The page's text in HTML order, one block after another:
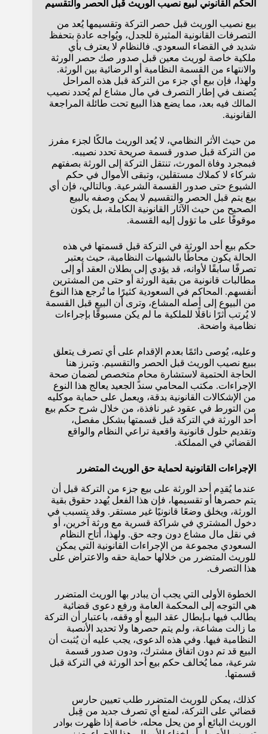
الحكم القانوني لبيع نصيب الوريث قبل الحصر والتقسيم
بيع نصيب الوريث قبل حصر التركة وتقسيمها يُعد من
التصرفات القانونية المثيرة للجدل، ويُواجه عادة بتحفظ
شديد في القضاء السعودي. فالنظام لا يعترف بأي
ملكية خاصة لوريث معين قبل صدور صك حصر الورثة
والانتهاء من القسمة النظامية أو الرضائية بين الورثة.
ولهذا، فإن بيع أي جزء من التركة قبل هذه المراحل
يُصنف في إطار التصرف في مال مشاع لم يُحدد نصيب
المالك فيه بعد، مما يضع هذا البيع تحت طائلة المراجعة
القانونية.
من حيث الأثر النظامي، لا يُعد الوريث مالكًا لجزء مفرز
من التركة قبل صدور قسمة صريحة تحدد نصيبه.
فبمجرد وفاة المورث، تنتقل التركة إلى الورثة بصفتهم
شركاء لا كملاك مستقلين، وتبقى الأموال في حكم
الشيوع حتى صدور القسمة الشرعية. وبالتالي، فإن أي
بيع يتم قبل الحصر والتقسيم لا يمكن وصفه بالبيع
الصحيح من حيث الآثار القانونية الكاملة، بل يكون
موقوفًا على ما تؤول إليه القسمة.
حكم بيع أحد الورثة في التركة قبل قسمتها في هذه
الحالة يكون محاطًا بالشبهات النظامية، حيث يعتبر
تصرفًا سابقًا لأوانه، قد يؤدي إلى بطلان العقد أو إلى
مطالبات قانونية من بقية الورثة أو حتى من المشترين
أنفسهم. المحاكم في السعودية كثيرًا ما تُرجع هذا النوع
من البيوع إلى أصله المشاع، وترى أن البيع قبل القسمة
لا يُرتب أثرًا ناقلًا للملكية ما لم يكن مسبوقًا بإجراءات
نظامية واضحة.
وعليه، يُوصى دائمًا بعدم الإقدام على أي تصرف يتعلق
ببيع نصيب الوريث قبل الحصر والتقسيم. وتبرز هنا
الحاجة الحتمية لاستشارة محامٍ متخصص لضمان صحة
الإجراءات. مكتب المحامي سند الجعيد يعالج هذا النوع
من الإشكالات القانونية بدقة، ويعمل على حماية موكليه
من التورط في عقود غير نافذة، من خلال شرح حكم بيع
أحد الورثة في التركة قبل قسمتها بشكل مفصل،
وتقديم حلول قانونية واقعية تراعي النظام والواقع
القضائي في المملكة.
الإجراءات القانونية لحماية حق الوريث المتضرر
عندما يُقدِم أحد الورثة على بيع جزء من التركة قبل أن
يتم حصرها أو تقسيمها، فإن هذا الفعل يُهدد حقوق بقية
الورثة، ويخلق وضعًا قانونيًا غير مستقر. وقد يتسبب في
دخول المشتري في شراكة قسرية مع ورثة آخرين، أو
في نقل مال مشاع دون وجه حق. ولهذا، أتاح النظام
السعودي مجموعة من الإجراءات القانونية التي يمكن
للوريث المتضرر من خلالها حماية حقه والاعتراض على
هذا التصرف.
الخطوة الأولى التي يجب أن يبادر بها الوريث المتضرر
هي التوجه إلى المحكمة العامة ورفع دعوى قضائية
يطالب فيها بـإبطال عقد البيع أو وقفه، باعتبار أن التركة
ما زالت مشاعة، ولم يتم حصرها ولا تحديد الأنصبة
النظامية فيها. وفي هذه الدعوى، يجب عليه أن يُثبت أن
البيع قد تم دون اتفاق مشترك، ودون صدور قسمة
شرعية، مما يُخالف حكم بيع أحد الورثة في التركة قبل
قسمتها.
كذلك، يمكن للوريث المتضرر طلب تعيين حارس
قضائي على التركة، لمنع أي تصرف جديد من قِبل
الوريث البائع أو من يحل محله، خاصة إذا ظهرت بوادر